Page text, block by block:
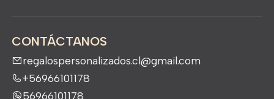
CONTÁCTANOS
regalospersonalizados.cl@gmail.com
+56966101178
56966101178